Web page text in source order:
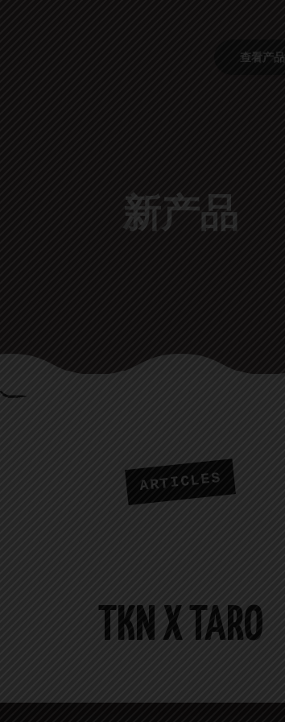
查看产品
新产品
ARTICLES
TKN X TARO